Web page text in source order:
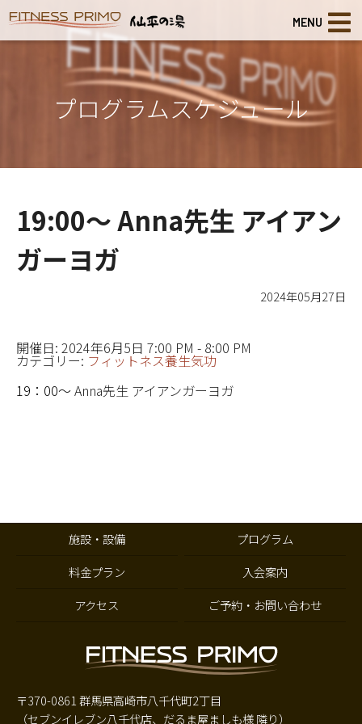
MENU
プログラムスケジュール
19:00～ Anna先生 アイアン
ガーヨガ
2024年05月27日
開催日: 2024年6月5日 7:00 PM - 8:00 PM
カテゴリー: フィットネス養生気功
19：00～ Anna先生 アイアンガーヨガ
施設・設備
プログラム
料金プラン
入会案内
アクセス
ご予約・お問い合わせ
〒370-0861 群馬県高崎市八千代町2丁目
（セブンイレブン八千代店、だるま屋ましも様 隣り）